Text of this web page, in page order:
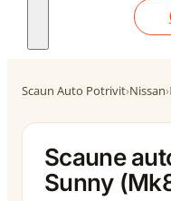
Scaun Auto Potrivit›Nissan›
Scaune
Sunny